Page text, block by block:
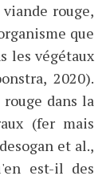
rouge,
que
les végétaux
2020).
dans la
(fer mais
et al.,
est-il des